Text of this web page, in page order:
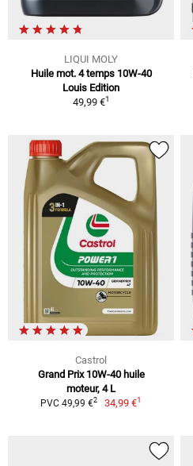
LIQUI MOLY
Huile mot. 4 temps 10W-40
Louis Edition
49,99 €1
Castrol
Grand Prix 10W-40 huile
moteur, 4 L
PVC 49,99 €2 34,99 €1